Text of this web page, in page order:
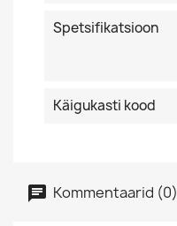
Spetsifikatsioon
Käigukasti kood
Kommentaarid (0)